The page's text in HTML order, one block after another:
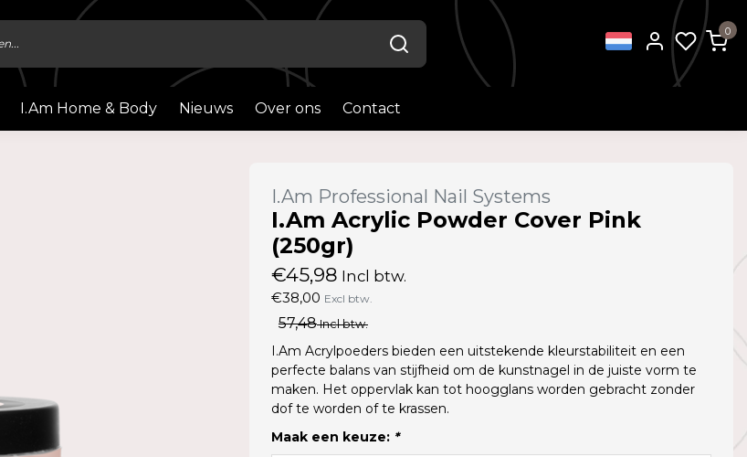
0
I.Am Home & Body Nieuws Over ons Contact
I.Am Professional Nail Systems
I.Am Acrylic Powder Cover Pink
(250gr)
€45,98 Incl btw.
€38,00 Excl btw.
57,48Incl btw.
I.Am Acrylpoeders bieden een uitstekende kleurstabiliteit en een
perfecte balans van stijfheid om de kunstnagel in de juiste vorm te
maken. Het oppervlak kan tot hoogglans worden gebracht zonder
dof te worden of te krassen.
Maak een keuze: *